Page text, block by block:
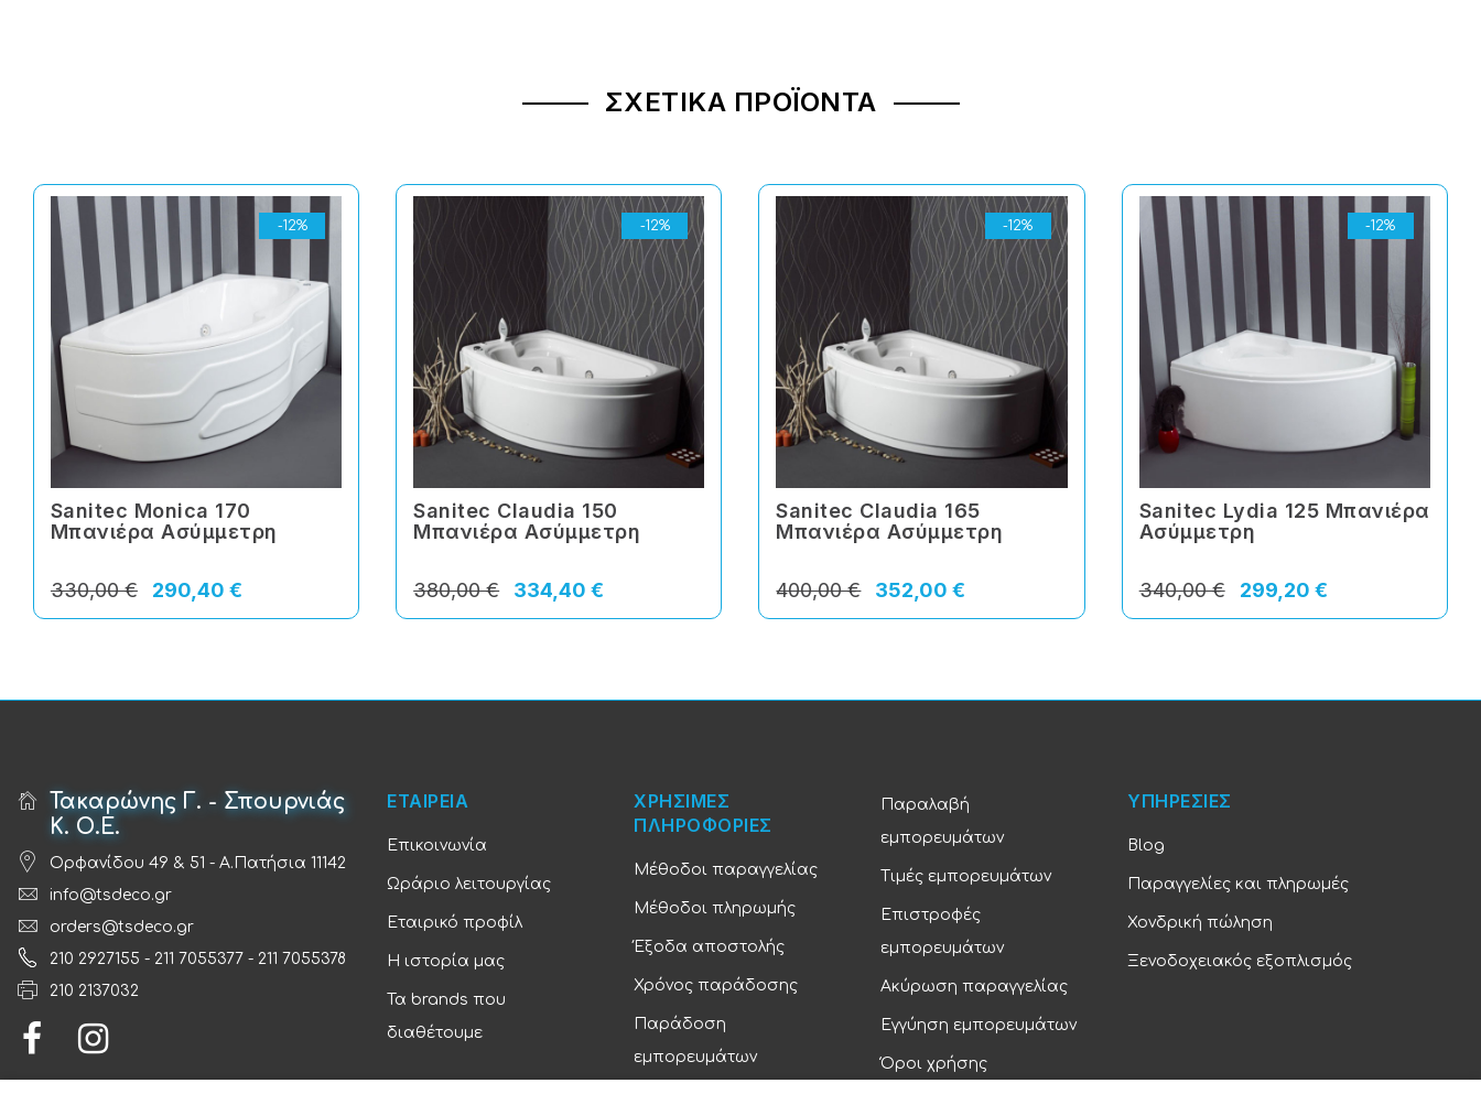
ΣΧΕΤΙΚΆ ΠΡΟΪΌΝΤΑ
-12%
Sanitec Monica 170
Μπανιέρα Ασύμμετρη
290,40 €
330,00 €
-12%
Sanitec Claudia 150
Mπανιέρα Ασύμμετρη
334,40 €
380,00 €
-12%
Sanitec Claudia 165
Mπανιέρα Ασύμμετρη
352,00 €
400,00 €
-12%
Sanitec Lydia 125 Mπανιέρα
Ασύμμετρη
299,20 €
340,00 €
Τακαρώνης Γ. - Σπουρνιάς
Κ. Ο.Ε.
Ορφανίδου 49 & 51 - Α.Πατήσια 11142
info@tsdeco.gr
orders@tsdeco.gr
210 2927155 - 211 7055377 - 211 7055378
210 2137032
ΕΤΑΙΡΕΙΑ
Επικοινωνία
Ωράριο λειτουργίας
Εταιρικό προφίλ
Η ιστορία μας
Τα brands που
διαθέτουμε
ΧΡΗΣΙΜΕΣ
ΠΛΗΡΟΦΟΡΙΕΣ
Μέθοδοι παραγγελίας
Μέθοδοι πληρωμής
Έξοδα αποστολής
Χρόνος παράδοσης
Παράδοση
εμπορευμάτων
Παραλαβή
εμπορευμάτων
Τιμές εμπορευμάτων
Επιστροφές
εμπορευμάτων
Ακύρωση παραγγελίας
Εγγύηση εμπορευμάτων
Όροι χρήσης
ΥΠΗΡΕΣΙΕΣ
Blog
Παραγγελίες και πληρωμές
Χονδρική πώληση
Ξενοδοχειακός εξοπλισμός